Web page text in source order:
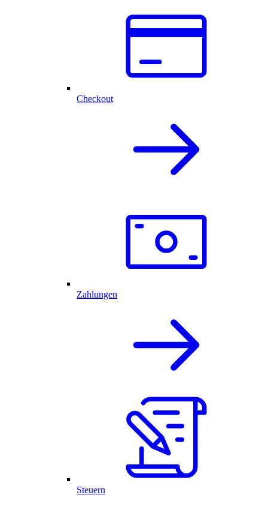
Checkout
Zahlungen
Steuern